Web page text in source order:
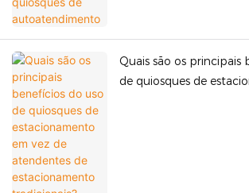
Quais são os principais
de quiosques de